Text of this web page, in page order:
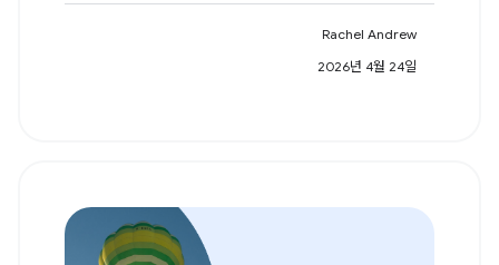
Rachel Andrew
2026년 4월 24일